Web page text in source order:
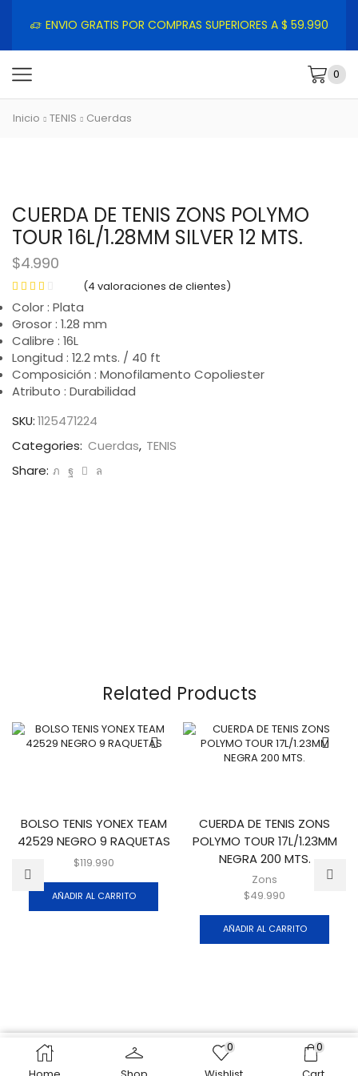
ENVIO GRATIS POR COMPRAS SUPERIORES A $ 59.990
0
Inicio TENIS Cuerdas
CUERDA DE TENIS ZONS POLYMO
TOUR 16L/1.28MM SILVER 12 MTS.
$4.990
(4 valoraciones de clientes)
Color : Plata
Grosor : 1.28 mm
Calibre : 16L
Longitud : 12.2 mts. / 40 ft
Composición : Monofilamento Copoliester
Atributo : Durabilidad
SKU:1125471224
Categories: Cuerdas, TENIS
Share:
Related Products
BOLSO TENIS YONEX TEAM
42529 NEGRO 9 RAQUETAS
$119.990
AÑADIR AL CARRITO
CUERDA DE TENIS ZONS
POLYMO TOUR 17L/1.23MM
NEGRA 200 MTS.
Zons
$49.990
AÑADIR AL CARRITO
0 0